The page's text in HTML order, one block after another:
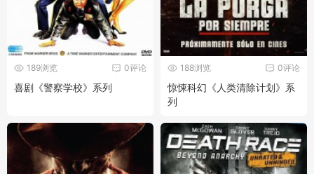
0评论
189浏览
喜剧《警察学校》系列
0评论
188浏览
惊悚科幻《人类清除计划》系
列